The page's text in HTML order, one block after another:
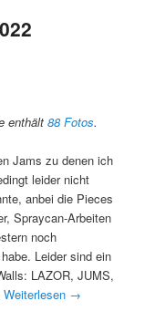
enthält88 Fotos.
Jams zu denen ich
leider nicht
anbei die Pieces
Spraycan-Arbeiten
noch
Leider sind ein
LAZOR, JUMS,
Weiterlesen →